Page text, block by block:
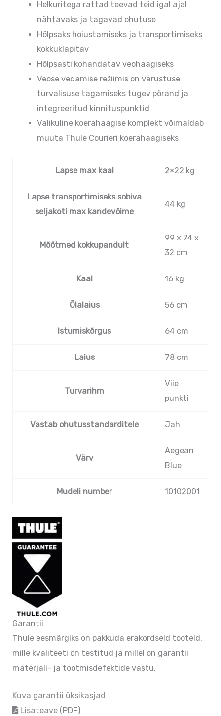
Helkuritega rattad teevad teid igal ajal
nähtavaks ja tagavad ohutuse
Hõlpsaks hoiustamiseks ja transportimiseks
kokkuklapitav
Hõlpsasti kohandatav veohaagiseks
Veose vedamise režiimis on varustuse
turvalisuse tagamiseks tugev põrand ja
integreeritud kinnituspunktid
Valikuline koerahaagise komplekt võimaldab
muuta Thule Courieri koerahaagiseks
Lapse max kaal 2×22 kg
Lapse transportimiseks sobiva
seljakoti max kandevõime
44 kg
Mõõtmed kokkupandult
99 x 74 x
32 cm
Kaal 16 kg
Õlalaius 56 cm
Istumiskõrgus 64 cm
Laius 78 cm
Turvarihm
Viie
punkti
Vastab ohutusstandarditele Jah
Värv
Aegean
Blue
Mudeli number 10102001
Garantii
Thule eesmärgiks on pakkuda erakordseid tooteid,
mille kvaliteeti on testitud ja millel on garantii
materjali- ja tootmisdefektide vastu.
Kuva garantii üksikasjad
Lisateave (PDF)